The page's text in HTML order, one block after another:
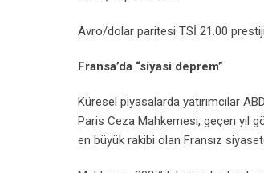
Avro/dolar paritesi TSİ 21.00
Fransa’da “siyasi deprem”
Küresel piyasalarda yatırımcılar
Paris Ceza Mahkemesi, geçen yıl
en büyük rakibi olan Fransız